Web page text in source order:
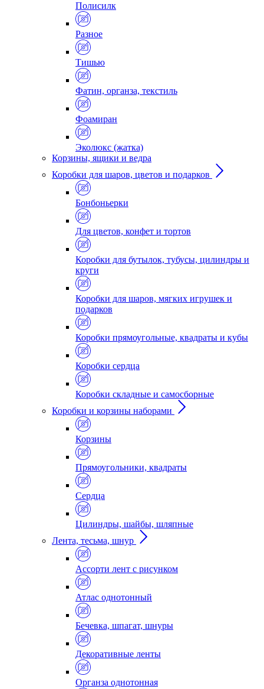
Полисилк
Разное
Тишью
Фатин, органза, текстиль
Фоамиран
Эколюкс (жатка)
Корзины, ящики и ведра
Коробки для шаров, цветов и подарков
Бонбоньерки
Для цветов, конфет и тортов
Коробки для бутылок, тубусы, цилиндры и
круги
Коробки для шаров, мягких игрушек и
подарков
Коробки прямоугольные, квадраты и кубы
Коробки сердца
Коробки складные и самосборные
Коробки и корзины наборами
Корзины
Прямоугольники, квадраты
Сердца
Цилиндры, шайбы, шляпные
Лента, тесьма, шнур
Ассорти лент с рисунком
Атлас однотонный
Бечевка, шпагат, шнуры
Декоративные ленты
Органза однотонная